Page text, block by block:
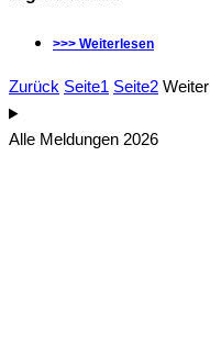
>>> Weiterlesen
Zurück Seite1 Seite2 Weiter
Alle Meldungen 2026